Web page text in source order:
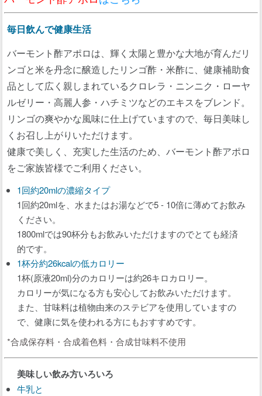
毎日飲んで健康生活
バーモント酢アポロは、輝く太陽と豊かな大地が育んだリ
ンゴと米を丹念に醸造したリンゴ酢・米酢に、健康補助食
品として広く親しまれているクロレラ・ニンニク・ローヤ
ルゼリー・高麗人参・ハチミツなどのエキスをブレンド。
リンゴの爽やかな風味に仕上げていますので、毎日美味し
くお召し上がりいただけます。
健康で美しく、充実した生活のため、バーモント酢アポロ
をご家族皆様でご利用ください。
1回約20mlの濃縮タイプ
1回約20mlを、水またはお湯などで5 - 10倍に薄めてお飲み
ください。
1800mlでは90杯分もお飲みいただけますのでとても経済
的です。
1杯分約26kcalの低カロリー
1杯(原液20ml)分のカロリーは約26キロカロリー。
カロリーが気になる方も安心してお飲みいただけます。
また、甘味料は植物由来のステビアを使用していますの
で、健康に気を使われる方にもおすすめです。
*合成保存料・合成着色料・合成甘味料不使用
美味しい飲み方いろいろ
牛乳と